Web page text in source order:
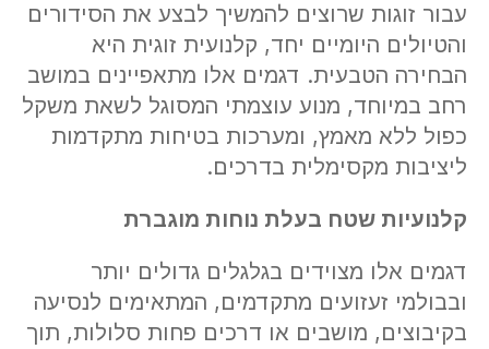
עבור זוגות שרוצים להמשיך לבצע את הסידורים
והטיולים היומיים יחד, קלנועית זוגית היא
הבחירה הטבעית. דגמים אלו מתאפיינים במושב
רחב במיוחד, מנוע עוצמתי המסוגל לשאת משקל
כפול ללא מאמץ, ומערכות בטיחות מתקדמות
ליציבות מקסימלית בדרכים.
קלנועיות שטח בעלת נוחות מוגברת
דגמים אלו מצוידים בגלגלים גדולים יותר
ובבולמי זעזועים מתקדמים, המתאימים לנסיעה
בקיבוצים, מושבים או דרכים פחות סלולות, תוך